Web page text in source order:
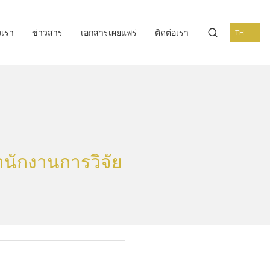
รา ข่าวสาร เอกสารเผยแพร่ ติดต่อเรา TH
กงานการวิจัย